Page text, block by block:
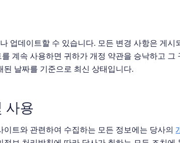
업데이트할 수 있습니다. 모든 변경 사항은 게시
계속 사용하면 귀하가 개정 약관을 승낙하고 그
날짜를 기준으로 최신 상태입니다.
사용
트와 관련하여 수집하는 모든 정보에는 당사의